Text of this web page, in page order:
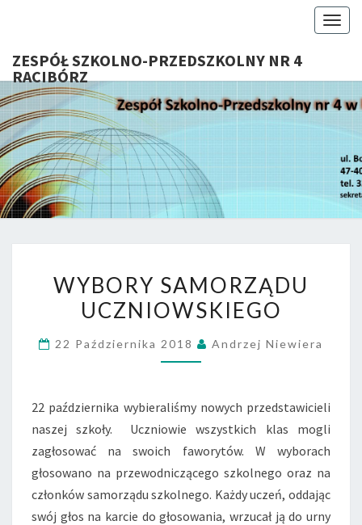
ZESPÓŁ SZKOLNO-PRZEDSZKOLNY NR 4
RACIBÓRZ
Serdecznie
Witamy Na
Stronie
Internetowej
ZSP Nr 4 W
Raciborzu
SAMORZĄDU
UCZNIOWSKIEGO
WYBORY SAMORZĄDU
UCZNIOWSKIEGO
22 Października 2018 Andrzej Niewiera
22 października wybieraliśmy nowych przedstawicieli
naszej szkoły. Uczniowie wszystkich klas mogli
zagłosować na swoich faworytów. W wyborach
głosowano na przewodniczącego szkolnego oraz na
członków samorządu szkolnego. Każdy uczeń, oddając
swój głos na karcie do głosowania, wrzucał ją do urny